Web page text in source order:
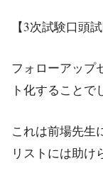
【3次試験口頭
フォローアップ
ト化することで
これは前場先生
リストには助け